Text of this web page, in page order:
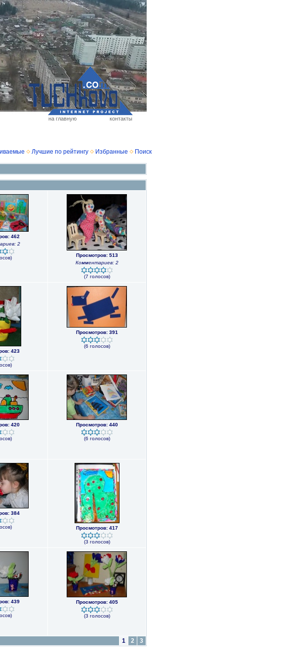
на главную
контакты
Лучшие по рейтингу Избранные Поиск
462
2
Просмотров: 513
Комментариев: 2
(7 голосов)
423
Просмотров: 391
(6 голосов)
420 Просмотров: 440
(6 голосов)
384
Просмотров: 417
(3 голосов)
439 Просмотров: 405
(3 голосов)
1 2 3